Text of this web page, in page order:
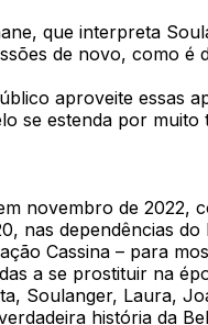
que interpreta
de novo, como é
aproveite essas
se estenda por muito
novembro de 2022,
nas dependências
Cassina – para
a se prostituir na
Soulanger, Laura,
história da